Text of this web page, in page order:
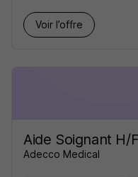
Voir l’offre
Aide Soignant H/F
Adecco Medical